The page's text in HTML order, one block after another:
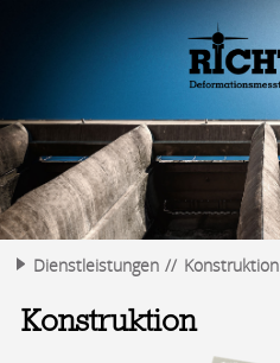
Dienstleistungen Konstruktion
Konstruktion